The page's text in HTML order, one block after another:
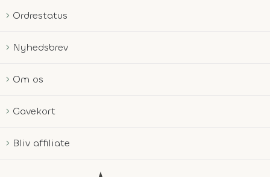
Ordrestatus
Nyhedsbrev
Om os
Gavekort
Bliv affiliate